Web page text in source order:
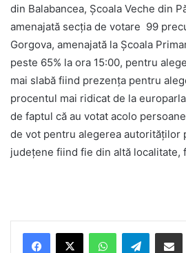
din Balabancea, Școala Veche din
amenajată secția de votare 99
Gorgova, amenajată la Școala
peste 65% la ora 15:00, pentru
mai slabă fiind prezența pentru
procentul mai ridicat de la
de faptul că au votat acolo
de vot pentru alegerea autorităților
județene fiind fie din altă localitate,
Telegram